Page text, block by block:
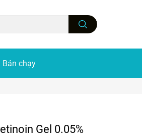
Bán chạy
Gel 0.05%